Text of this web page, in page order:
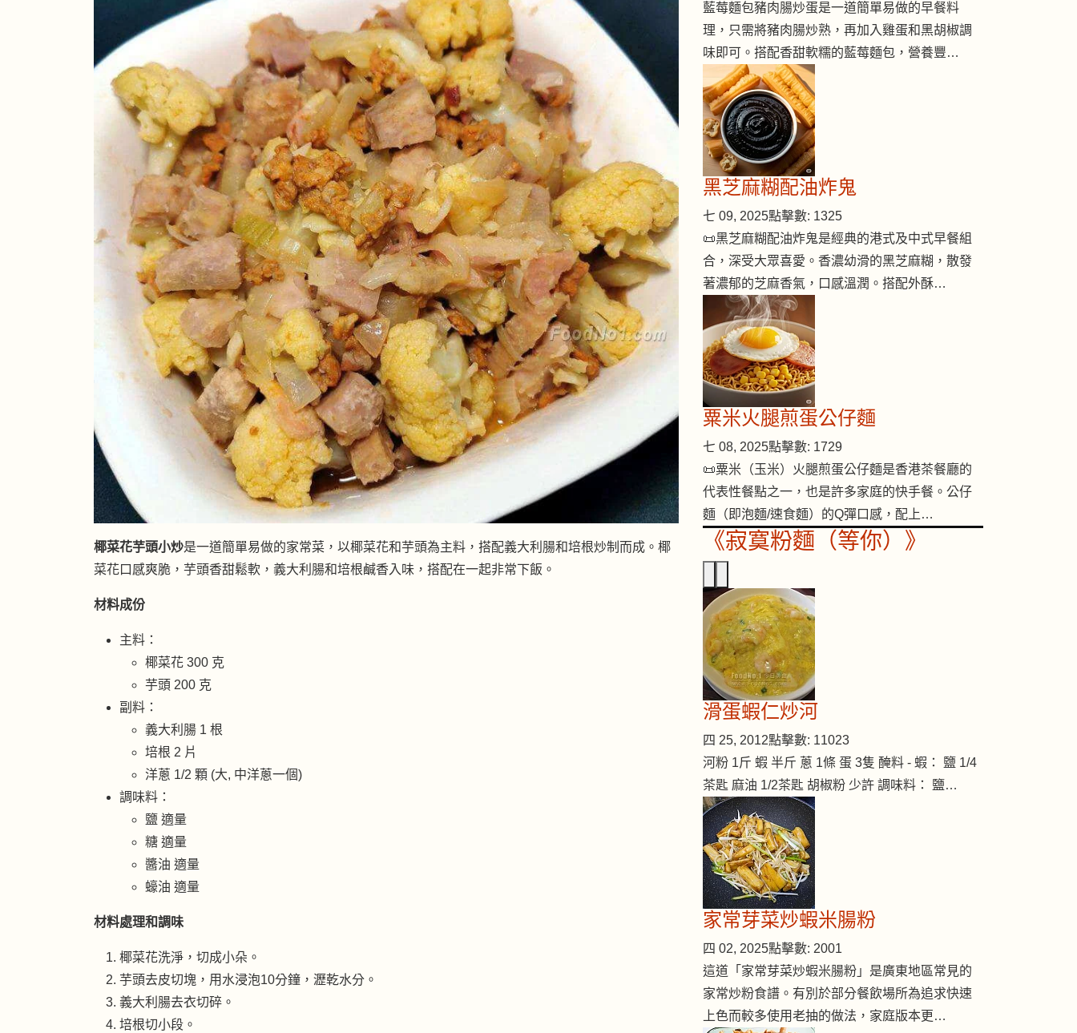
椰菜花芋頭小炒是一道簡單易做的家常菜，以椰菜花和芋頭為主料，搭配義大利腸和培根炒制而成。椰
菜花口感爽脆，芋頭香甜鬆軟，義大利腸和培根鹹香入味，搭配在一起非常下飯。
材料成份
主料：
椰菜花 300 克
芋頭 200 克
副料：
義大利腸 1 根
培根 2 片
洋蔥 1/2 顆 (大, 中洋蔥一個)
調味料：
鹽 適量
糖 適量
醬油 適量
蠔油 適量
材料處理和調味
椰菜花洗淨，切成小朵。
芋頭去皮切塊，用水浸泡10分鐘，瀝乾水分。
義大利腸去衣切碎。
培根切小段。
藍莓麵包豬肉腸炒蛋是一道簡單易做的早餐料
理，只需將豬肉腸炒熟，再加入雞蛋和黑胡椒調
味即可。搭配香甜軟糯的藍莓麵包，營養豐…
黑芝麻糊配油炸鬼
七 09, 2025點擊數: 1325
📜黑芝麻糊配油炸鬼是經典的港式及中式早餐組
合，深受大眾喜愛。香濃幼滑的黑芝麻糊，散發
著濃郁的芝麻香氣，口感溫潤。搭配外酥…
粟米火腿煎蛋公仔麵
七 08, 2025點擊數: 1729
📜粟米（玉米）火腿煎蛋公仔麵是香港茶餐廳的
代表性餐點之一，也是許多家庭的快手餐。公仔
麵（即泡麵/速食麵）的Q彈口感，配上…
《寂寞粉麵（等你）》
滑蛋蝦仁炒河
四 25, 2012點擊數: 11023
河粉 1斤 蝦 半斤 蔥 1條 蛋 3隻 醃料 - 蝦： 鹽 1/4
茶匙 麻油 1/2茶匙 胡椒粉 少許 調味料： 鹽…
家常芽菜炒蝦米腸粉
四 02, 2025點擊數: 2001
這道「家常芽菜炒蝦米腸粉」是廣東地區常見的
家常炒粉食譜。有別於部分餐飲場所為追求快速
上色而較多使用老抽的做法，家庭版本更…